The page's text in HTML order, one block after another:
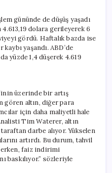
gününde de düşüş yaşadı
4.613,19 dolara gerileyerek 6
gördü. Haftalık bazda ise
yaşandı. ABD’de
yüzde 1,4 düşerek 4.619
üzerinde bir artış
gören altın, diğer para
için daha maliyetli hale
Tim Waterer, altın
darbe alıyor. Yükselen
artırdı. Bu durum, tahvil
faiz indirimi
baskılıyor.” sözleriyle